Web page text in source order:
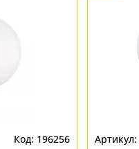
196256